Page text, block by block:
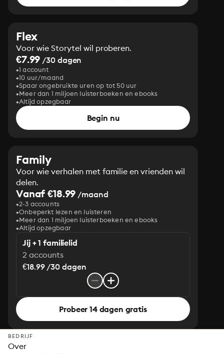
Flex
Voor wie Storytel wil proberen.
€7.99 /30 dagen
1 account
10 uur/maand
Spaar ongebruikte uren op tot 50 uur
Meer dan 1 miljoen luisterboeken en ebooks
Altijd opzegbaar
Begin nu
Family
Voor wie verhalen met familie en vrienden wil
delen.
Vanaf €18.99 /maand
2-3 accounts
Onbeperkt lezen en luisteren
Meer dan 1 miljoen luisterboeken en ebooks
Altijd opzegbaar
Jij + 1 familielid
2 accounts
€18.99 /30 dagen
Probeer 14 dagen gratis
BEDRIJF
Over